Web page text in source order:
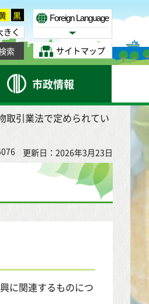
黒
きく
Foreign Language
Select Language
サイトマップ
市政情報
取引業法で定められてい
更新日：2026年3月23日
に関連するものにつ